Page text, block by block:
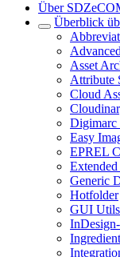
Über
Überblick
Asset
Attribute
Cloud
Digimarc
Easy
EPREL
Generic
Hotfolder
GUI